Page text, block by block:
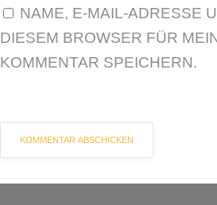
NAME, E-MAIL-ADRESSE
DIESEM BROWSER FÜR
KOMMENTAR SPEICHERN.